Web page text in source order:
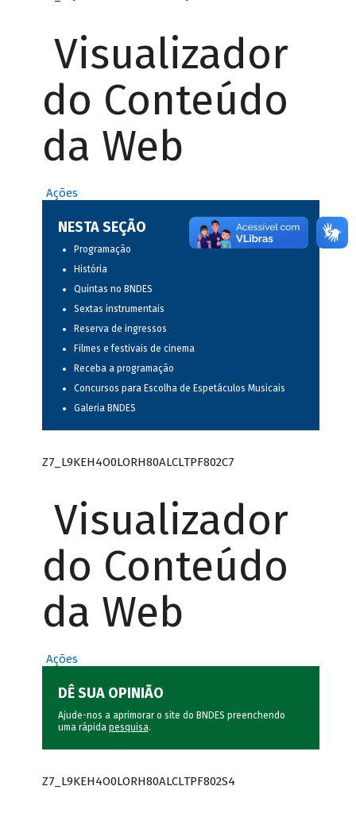
Visualizador
do Conteúdo
da Web
Ações
NESTA SEÇÃO
Programação
História
Quintas no BNDES
Sextas instrumentais
Reserva de ingressos
Filmes e festivais de cinema
Receba a programação
Concursos para Escolha de Espetáculos Musicais
Galeria BNDES
Z7_L9KEH4O0LORH80ALCLTPF802C7
Visualizador
do Conteúdo
da Web
Ações
DÊ SUA OPINIÃO
Ajude-nos a aprimorar o site do BNDES preenchendo
uma rápida pesquisa.
Z7_L9KEH4O0LORH80ALCLTPF802S4